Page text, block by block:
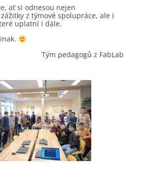
ať si odnesou nejen
z týmové spolupráce, ale i
uplatní i dále.
Tým pedagogů z FabLab